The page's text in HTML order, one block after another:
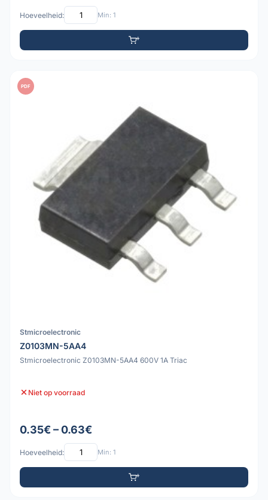
Hoeveelheid: Min: 1
PDF
Stmicroelectronic
Z0103MN-5AA4
Stmicroelectronic Z0103MN-5AA4 600V 1A Triac
Niet op voorraad
0.35€ – 0.63€
Hoeveelheid: Min: 1